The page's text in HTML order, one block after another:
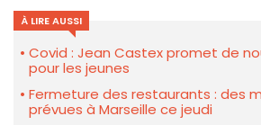
À LIRE AUSSI
Covid : Jean Castex promet de
pour les jeunes
Fermeture des restaurants : des
prévues à Marseille ce jeudi